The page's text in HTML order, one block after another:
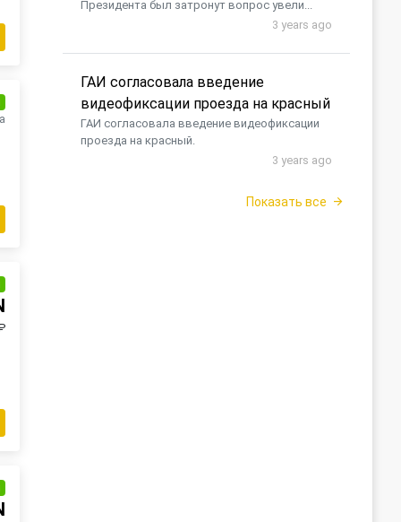
Президента был затронут вопрос увели...
3 years ago
ГАИ согласовала введение
видеофиксации проезда на красный
ГАИ согласовала введение видеофиксации
проезда на красный.
3 years ago
Показать все